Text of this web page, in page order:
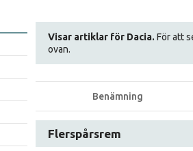
Visar artiklar för Dacia. För att
ovan.
Benämning
Flerspårsrem